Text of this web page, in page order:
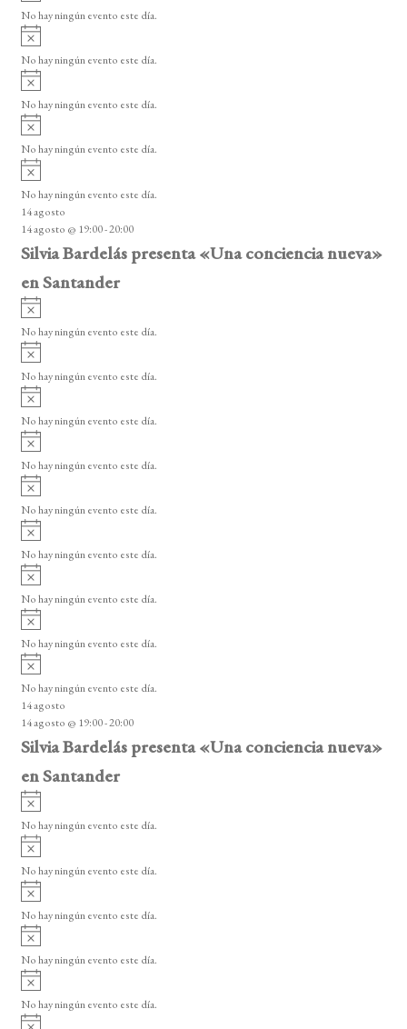
E
v
e
n
t
o
s
o
v
i
o
No hay ningún evento este día.
A
v
i
o
No hay ningún evento este día.
A
v
i
o
No hay ningún evento este día.
A
v
i
o
No hay ningún evento este día.
A
v
i
s
o
No hay ningún evento este día.
14 agosto
14 agosto @ 19:00-20:00
Silvia Bardelás presenta «Una conciencia nueva»
en Santander
A
v
i
o
No hay ningún evento este día.
A
v
i
o
No hay ningún evento este día.
A
v
i
o
No hay ningún evento este día.
A
v
i
o
No hay ningún evento este día.
A
v
i
o
No hay ningún evento este día.
A
v
i
o
No hay ningún evento este día.
A
v
i
o
No hay ningún evento este día.
A
v
i
o
No hay ningún evento este día.
A
v
i
s
o
No hay ningún evento este día.
14 agosto
14 agosto @ 19:00-20:00
Silvia Bardelás presenta «Una conciencia nueva»
en Santander
A
v
i
o
No hay ningún evento este día.
A
v
i
o
No hay ningún evento este día.
A
v
i
o
No hay ningún evento este día.
A
v
i
o
No hay ningún evento este día.
A
v
i
No hay ningún evento este día.
A